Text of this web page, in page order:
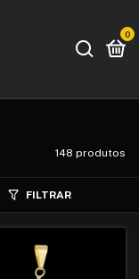
0
148 produtos
FILTRAR